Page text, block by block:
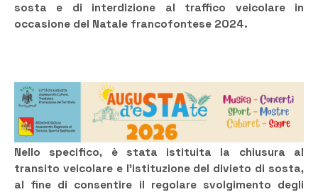
sosta e di interdizione al traffico veicolare in
occasione del Natale francofontese 2024.
Nello specifico, è stata istituita la chiusura al
transito veicolare e l’istituzione del divieto di sosta,
al fine di consentire il regolare svolgimento degli